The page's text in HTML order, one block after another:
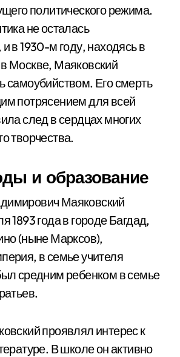
политического режима.
не осталась
в 1930-м году, находясь в
Москве, Маяковский
самоубийством. Его смерть
потрясением для всей
след в сердцах многих
творчества.
и образование
Маяковский
1893 года в городе Багдад,
(ныне Марксов),
в семье учителя
средним ребенком в семье
проявлял интерес к
В школе он активно